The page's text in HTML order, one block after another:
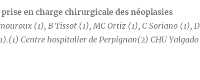
en charge chirurgicale des néoplasies
(1), B Tissot (1), MC Ortiz (1), C Soriano (1), D
Centre hospitalier de Perpignan(2) CHU Yalgado